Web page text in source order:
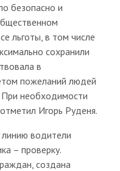
безопасно и
льготы, в том числе
сохранили
в
пожеланий людей
необходимости
Игорь Руденя.
водители
– проверку.
создана